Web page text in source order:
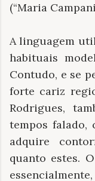
(“Maria
A linguagem
habituais
Contudo, e se
forte cariz
Rodrigues,
tempos falado,
adquire
quanto estes.